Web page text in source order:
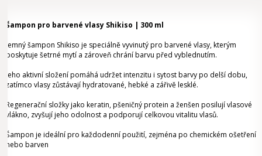
Šampon pro barvené vlasy Shikiso | 300 ml
Jemný šampon Shikiso je speciálně vyvinutý pro barvené vlasy, kterým
poskytuje šetrné mytí a zároveň chrání barvu před vyblednutím.
Jeho aktivní složení pomáhá udržet intenzitu i sytost barvy po delší dobu,
zatímco vlasy zůstávají hydratované, hebké a zářivě lesklé.
Regenerační složky jako keratin, pšeničný protein a ženšen posilují vlasové
vlákno, zvyšují jeho odolnost a podporují celkovou vitalitu vlasů.
Šampon je ideální pro každodenní použití, zejména po chemickém ošetření
nebo barven